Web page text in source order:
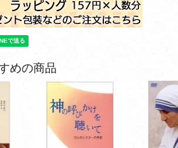
めの商品